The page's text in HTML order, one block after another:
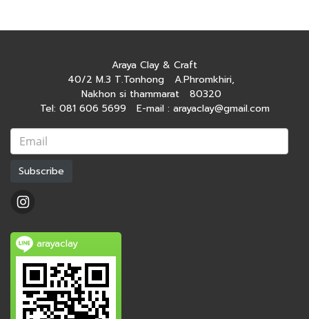
Araya Clay & Craft
40/2 M.3 T.Tonhong A.Phromkhiri,
Nakhon si thammarat 80320
Tel: 081 606 5699 E-mail : arayaclay@gmail.com
Subscribe
arayaclay